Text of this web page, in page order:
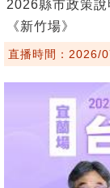
2026縣市政策
《新竹場》
直播時間：2026/